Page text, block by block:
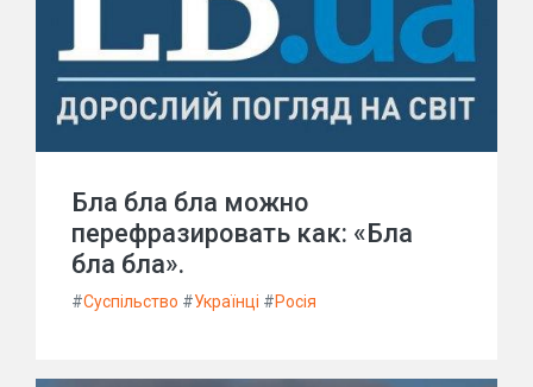
Бла бла бла можно
перефразировать как: «Бла
бла бла».
#Суспільство #Українці #Росія